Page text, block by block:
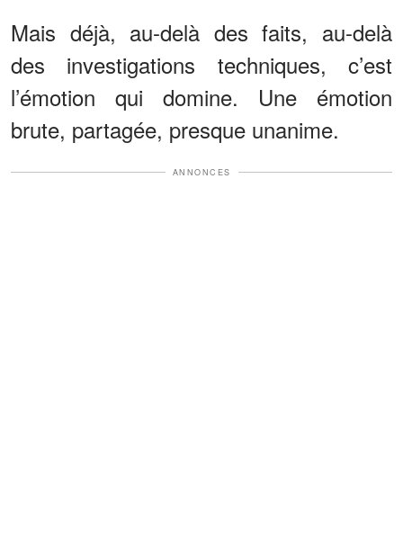
Mais déjà, au-delà des faits, au-delà
des investigations techniques, c’est
l’émotion qui domine. Une émotion
brute, partagée, presque unanime.
ANNONCES